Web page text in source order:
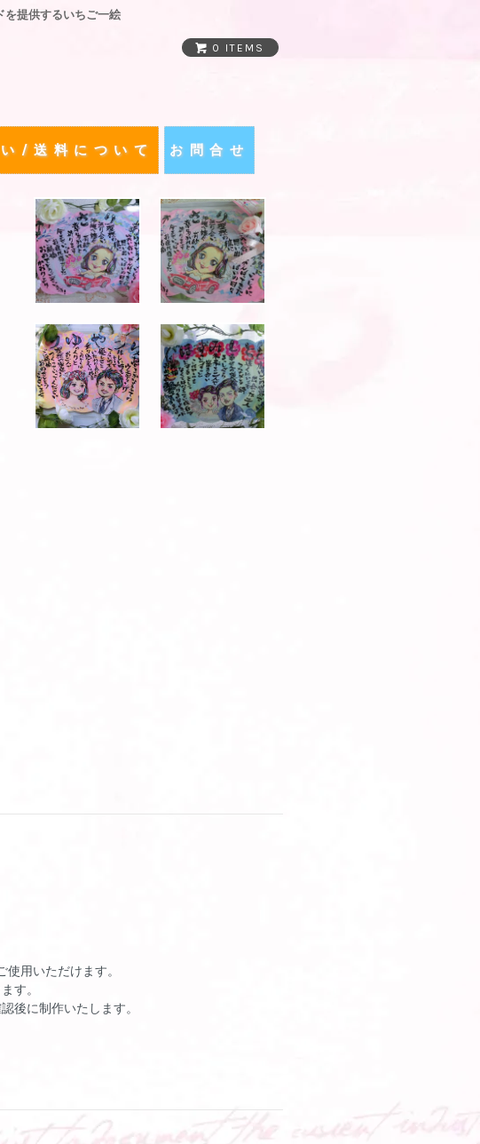
を提供するいちご一絵
0 ITEMS
/送料について お問合せ
用いただけます。
す。
後に制作いたします。